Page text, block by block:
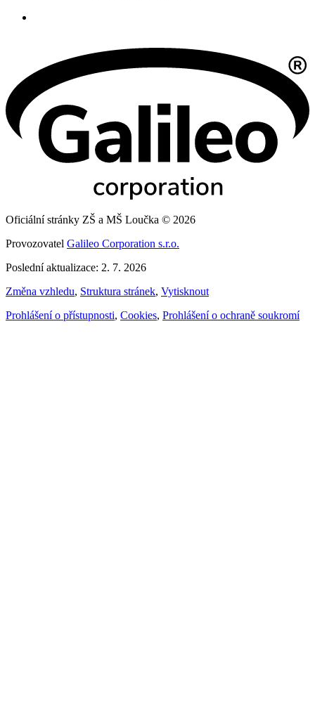
Oficiální stránky ZŠ a MŠ Loučka © 2026
Provozovatel Galileo Corporation s.r.o.
Poslední aktualizace: 2. 7. 2026
Změna vzhledu, Struktura stránek, Vytisknout
Prohlášení o přístupnosti, Cookies, Prohlášení o ochraně soukromí